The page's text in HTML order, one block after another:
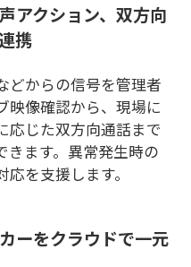
アクション、双方向
携
どからの信号を管理者
映像確認から、現場に
応じた双方向通話まで
きます。異常発生時の
を支援します。
ーをクラウドで一元